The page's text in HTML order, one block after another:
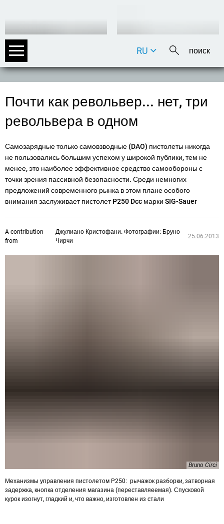
DE
IT
RU
Почти как револьвер... нет, три
револьвера в одном
Самозарядные только самовзводные (DAO) пистолеты никогда
не пользовались большим успехом у широкой публики, тем не
менее, это наиболее эффективное средство самообороны с
точки зрения пассивной безопасности. Среди немногих
предложений современного рынка в этом плане особого
внимания заслуживает пистолет P250 Dcc марки SIG-Sauer
A contribution
from
Джулиано Кристофани. Фотографии: Бруно
Чирчи
25.06.2013
Bruno Circi
Механизмы управления пистолетом P250: рычажок разборки, затворная
задержка, кнопка отделения магазина (переставляеемая). Спусковой
курок изогнут, гладкий и, что важно, изготовлен из стали